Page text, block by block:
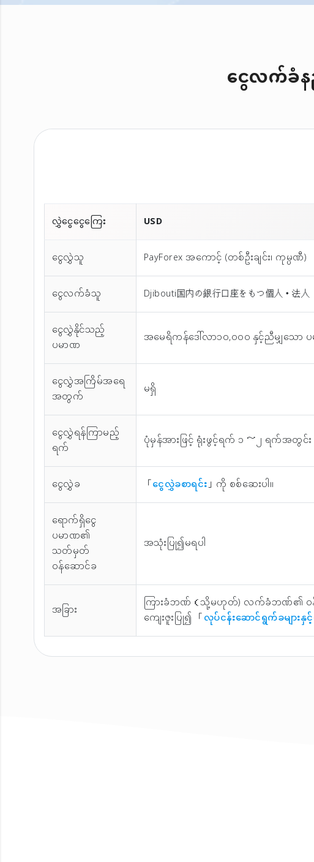
ငွေလက်ခံန
လွှဲငွေငွေကြေး
USD
ငွေလွှဲသူ
PayForex အကောင့် (တစ်ဦးချင်း၊ ကုမ္ပဏီ)
ငွေလက်ခံသူ
Djibouti国内の銀行口座をもつ個人・法人
ငွေလွှဲနိုင်သည့်
ပမာဏ
အမေရိကန်ဒေါ်လာ၁၀,၀၀၀ နှင့်ညီမျှသေ
ငွေလွှဲအကြိမ်အ‌ရေ
အတွက်
မရှိ
ငွေလွှဲရန်ကြာမည့်
ရက်
ပုံမှန်အားဖြင့် ရုံးဖွင့်ရက် ၁ ～၂ ရက်အတွင်း
ငွေလွှဲခ 「ငွေလွှဲခစာရင်း」ကို စစ်ဆေးပါ။
ရောက်ရှိငွေ
ပမာဏ၏
သတ်မှတ်
ဝန်ဆောင်ခ
အသုံးပြု၍မရပါ
အခြား
ကြားခံဘဏ်（သို့မဟုတ်) လက်ခံဘဏ်၏ ဝန်ဆ
ကျေးဇူးပြု၍ 「လုပ်ငန်းဆောင်ရွက်ခများ